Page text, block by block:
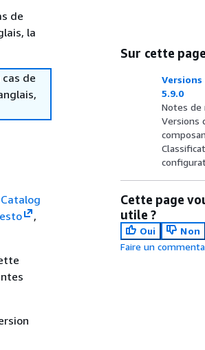
de
la
de
,
Sur cette page
5.9.0
Notes de
Versions
Cette page
utile ?
Oui
Non
Faire un